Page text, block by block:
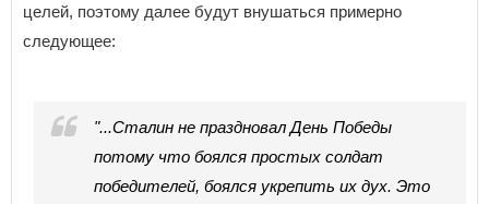
целей, поэтому далее будут внушаться примерно
следующее:
"...Сталин не праздновал День Победы
потому что боялся простых солдат
победителей, боялся укрепить их дух. Это